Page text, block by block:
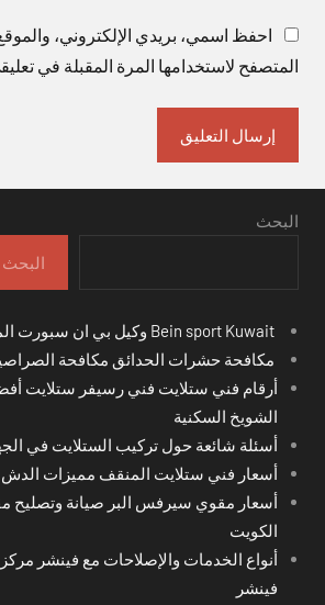
احفظ اسمي، بريدي الإلكتروني،
المتصفح لاستخدامها المرة المقبلة في
البحث
البحث
مكافحة حشرات الحدائق مكافحة
أرقام فني ستلايت فني رسيفر ستلايت
الشويخ السكنية
أسئلة شائعة حول تركيب الستلايت في
أسعار فني ستلايت المنقف مميزات الدش
أسعار مقوي سيرفس البر صيانة وتصليح
الكويت
أنواع الخدمات والإصلاحات مع فينشر
فينشر